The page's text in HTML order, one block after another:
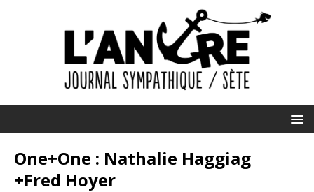
One+One : Nathalie Haggiag
+Fred Hoyer